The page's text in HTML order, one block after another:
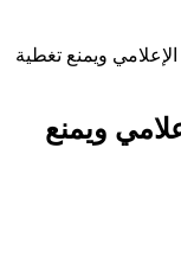
ويمنع تغطية
ويمنع